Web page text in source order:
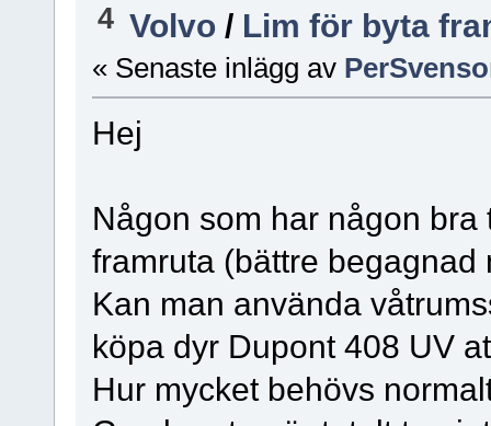
4 Volvo / Lim för byta
« Senaste inlägg av
Hej
Någon som har någon
framruta (bättre
Kan man använda
köpa dyr Dupont 408 UV
Hur mycket behövs